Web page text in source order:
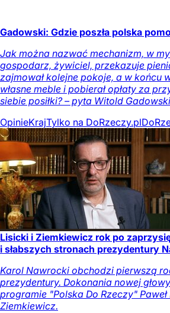
Gadowski: Gdzie poszła polska
Jak można nazwać mechanizm, w
gospodarz, żywiciel, przekazuje
zajmował kolejne pokoje, a w końcu
własne meble i pobierał opłaty za
siebie posiłki? – pyta Witold
OpinieKrajTylko na DoRzeczy.pl
Lisicki i Ziemkiewicz rok po
i słabszych stronach prezydentury
Karol Nawrocki obchodzi pierwszą
prezydentury. Dokonania nowej
programie "Polska Do Rzeczy" Paweł
Ziemkiewicz.